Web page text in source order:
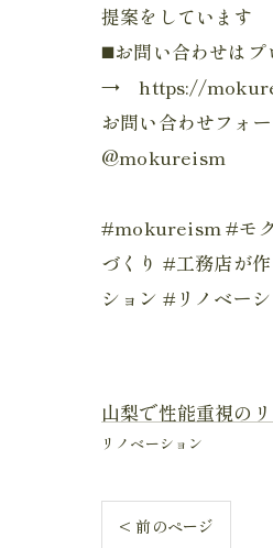
提案をしています
◼️お問い合わせはプ
→ https://
お問い合わせフォ
@mokureism
#mokureism #モク
づくり #工務店が
ション #リノベー
山梨で性能重視の
リノベーション
< 前のページ